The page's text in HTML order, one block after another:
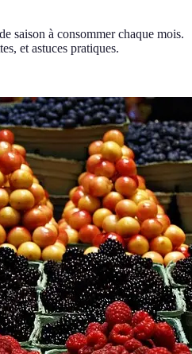
saison à consommer chaque mois.
et astuces pratiques.